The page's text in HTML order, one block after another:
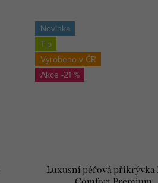
Novinka
Tip
Vyrobeno v ČR
-21 %
Luxusní péřová přikrývka